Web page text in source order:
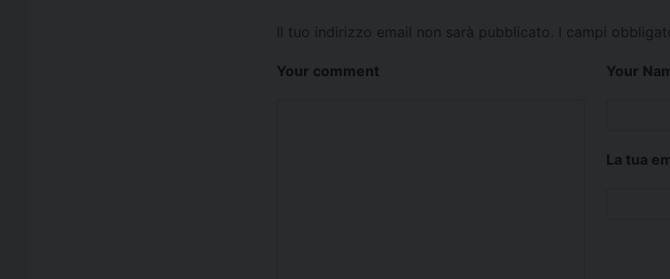
Il tuo indirizzo email non sarà pubblicato. I campi
Your comment Your
La tua